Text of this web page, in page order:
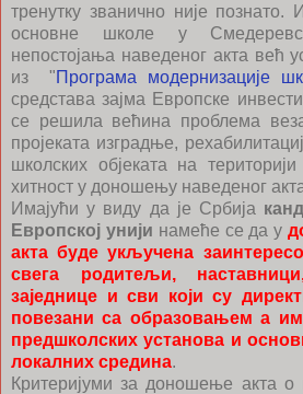
тренутку званично није
основне школе у
непостојања наведеног акта већ
из "Програма модернизације
средстава зајма Европске
се решила већина проблема
пројеката изградње,
школских објеката на
хитност у доношењу наведеног
Имајући у виду да је Србија
Европској унији намеће се да у
акта буде укључена
свега родитељи,
заједнице и сви који су
повезани са образовањем а
предшколских установа и
локалних средина.
Критеријуми за доношење акта